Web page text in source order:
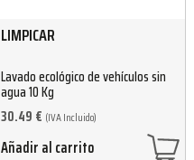
LIMPICAR
Lavado ecológico de vehículos sin
agua 10 Kg
30.49 € (IVA Incluido)
Añadir al carrito